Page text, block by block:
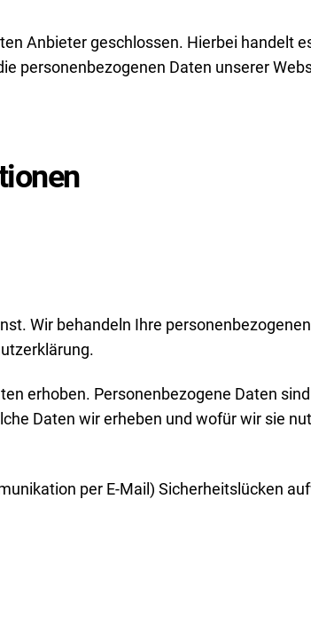
Anbieter geschlossen. Hierbei handelt
personenbezogenen Daten unserer
Wir behandeln Ihre
erhoben. Personenbezogene Daten
Daten wir erheben und wofür wir sie
per E-Mail) Sicherheitslücken